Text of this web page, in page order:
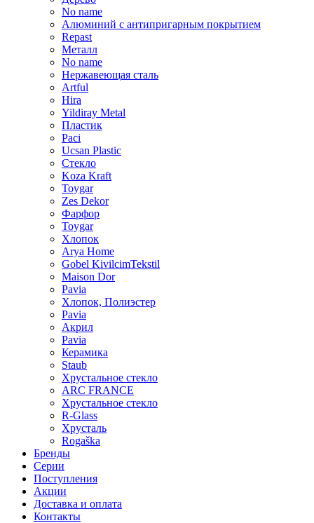
No name
Алюминий с антипригарным покрытием
Repast
Металл
No name
Нержавеющая сталь
Artful
Hira
Yildiray Metal
Пластик
Paci
Ucsan Plastic
Стекло
Koza Kraft
Toygar
Zes Dekor
Фарфор
Toygar
Хлопок
Arya Home
Gobel KivilcimTekstil
Maison Dor
Pavia
Хлопок, Полиэстер
Pavia
Акрил
Pavia
Керамика
Staub
Хрустальное стекло
ARC FRANCE
Хрустальное стекло
R-Glass
Хрусталь
Rogaška
Бренды
Серии
Поступления
Акции
Доставка и оплата
Контакты